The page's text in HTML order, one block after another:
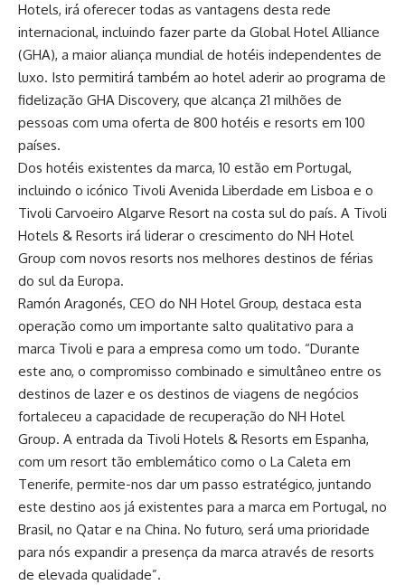
Hotels, irá oferecer todas as vantagens desta rede
internacional, incluindo fazer parte da Global Hotel Alliance
(GHA), a maior aliança mundial de hotéis independentes de
luxo. Isto permitirá também ao hotel aderir ao programa de
fidelização GHA Discovery, que alcança 21 milhões de
pessoas com uma oferta de 800 hotéis e resorts em 100
países.
Dos hotéis existentes da marca, 10 estão em Portugal,
incluindo o icónico Tivoli Avenida Liberdade em Lisboa e o
Tivoli Carvoeiro Algarve Resort na costa sul do país. A Tivoli
Hotels & Resorts irá liderar o crescimento do NH Hotel
Group com novos resorts nos melhores destinos de férias
do sul da Europa.
Ramón Aragonés, CEO do NH Hotel Group, destaca esta
operação como um importante salto qualitativo para a
marca Tivoli e para a empresa como um todo. “Durante
este ano, o compromisso combinado e simultâneo entre os
destinos de lazer e os destinos de viagens de negócios
fortaleceu a capacidade de recuperação do NH Hotel
Group. A entrada da Tivoli Hotels & Resorts em Espanha,
com um resort tão emblemático como o La Caleta em
Tenerife, permite-nos dar um passo estratégico, juntando
este destino aos já existentes para a marca em Portugal, no
Brasil, no Qatar e na China. No futuro, será uma prioridade
para nós expandir a presença da marca através de resorts
de elevada qualidade”.